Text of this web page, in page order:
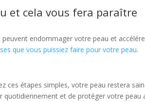
et cela vous fera paraître
endommager votre peau et
que vous puissiez faire pour votre peau.
ces étapes simples, votre peau restera
quotidiennement et de protéger votre peau